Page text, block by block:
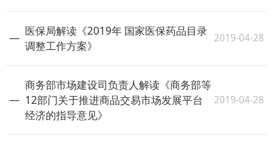
医保局解读《2019年 国家医保药品目录
调整工作方案》
2019-04-28
商务部市场建设司负责人解读《商务部等
12部门关于推进商品交易市场发展平台
经济的指导意见》
2019-04-28